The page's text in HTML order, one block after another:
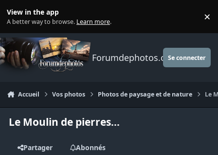
View in the app
A better way to browse. Learn more. ×
Forumdephotos.comSe connecter
Accueil Vos photos Photos de paysage et de nature Le
Le Moulin de pierres...
Partager
Abonnés